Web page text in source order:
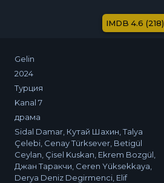
4.6 (218)
Gelin
2024
Турция
Kanal 7
драма
Sidal Damar, Кутай Шахин, Talya
Çelebi, Cenay Türksever, Betigül
Ceylan, Çisel Kuskan, Ekrem Bozgül,
Джан Таракчи, Ceren Yüksekkaya,
Derya Deniz Degirmenci, Elif